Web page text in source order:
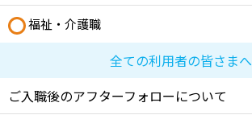
福祉・介護職
全ての利用者の皆さまへ
ご入職後のアフターフォローについて